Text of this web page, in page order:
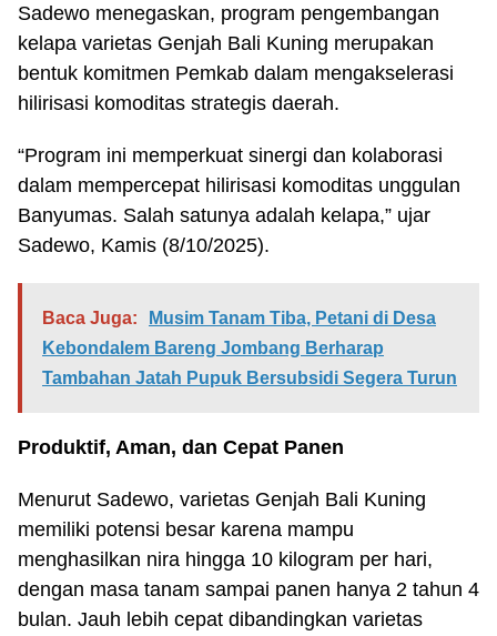
Sadewo menegaskan, program pengembangan
kelapa varietas Genjah Bali Kuning merupakan
bentuk komitmen Pemkab dalam mengakselerasi
hilirisasi komoditas strategis daerah.
“Program ini memperkuat sinergi dan kolaborasi
dalam mempercepat hilirisasi komoditas unggulan
Banyumas. Salah satunya adalah kelapa,” ujar
Sadewo, Kamis (8/10/2025).
Baca Juga:
Musim Tanam Tiba, Petani di Desa
Kebondalem Bareng Jombang Berharap
Tambahan Jatah Pupuk Bersubsidi Segera Turun
Produktif, Aman, dan Cepat Panen
Menurut Sadewo, varietas Genjah Bali Kuning
memiliki potensi besar karena mampu
menghasilkan nira hingga 10 kilogram per hari,
dengan masa tanam sampai panen hanya 2 tahun 4
bulan. Jauh lebih cepat dibandingkan varietas